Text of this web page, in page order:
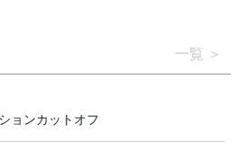
一覧
ョンカットオフ